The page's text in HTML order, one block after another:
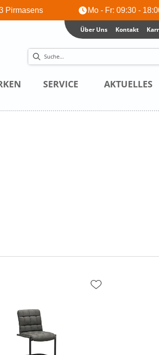
Pirmasens Mo - Fr: 09:30 -
Über Uns Kontakt
SERVICE AKTUELLES